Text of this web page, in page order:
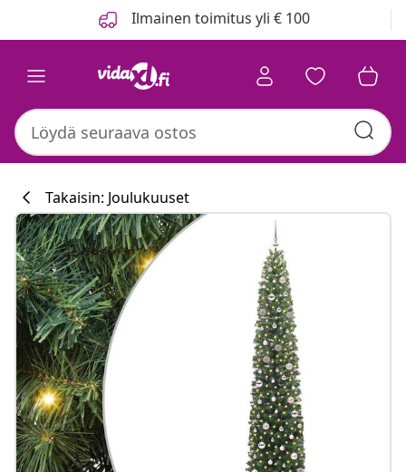
Ilmainen toimitus yli € 100
#sharemevidaxl
Takaisin: Joulukuuset